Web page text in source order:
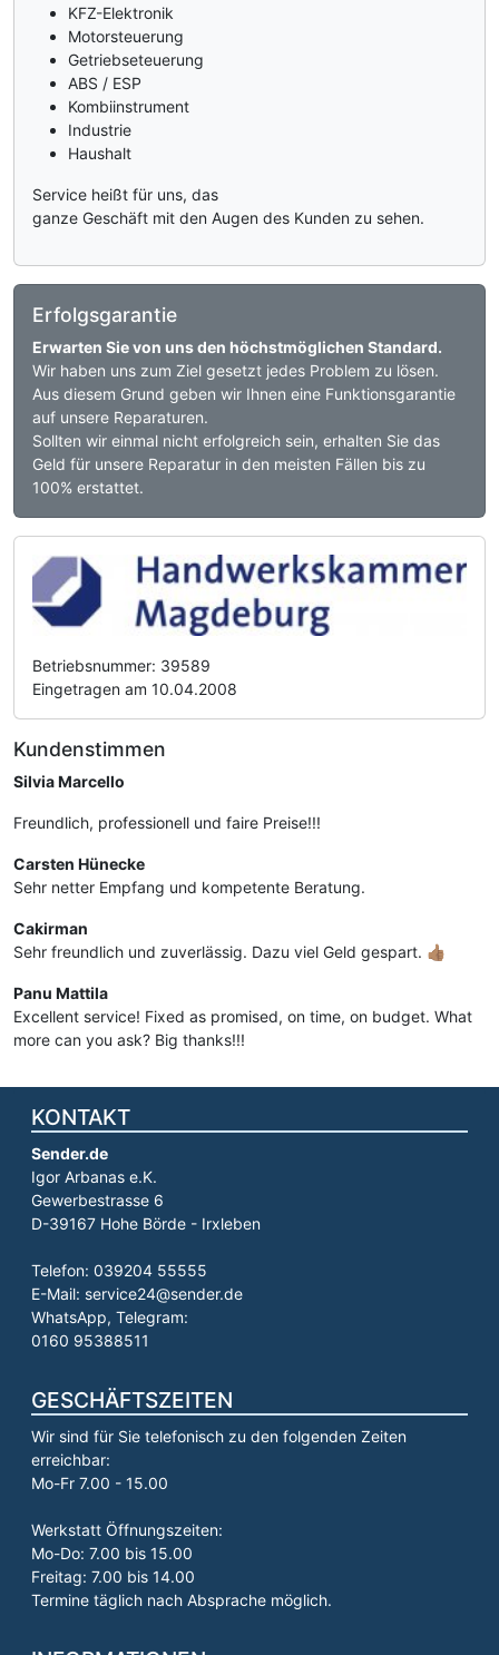
KFZ-Elektronik
Motorsteuerung
Getriebseteuerung
ABS / ESP
Kombiinstrument
Industrie
Haushalt
Service heißt für uns, das
ganze Geschäft mit den Augen des Kunden zu sehen.
Erfolgsgarantie
Erwarten Sie von uns den höchstmöglichen Standard.
Wir haben uns zum Ziel gesetzt jedes Problem zu lösen.
Aus diesem Grund geben wir Ihnen eine Funktionsgarantie
auf unsere Reparaturen.
Sollten wir einmal nicht erfolgreich sein, erhalten Sie das
Geld für unsere Reparatur in den meisten Fällen bis zu
100% erstattet.
Betriebsnummer: 39589
Eingetragen am 10.04.2008
Kundenstimmen
Silvia Marcello
Freundlich, professionell und faire Preise!!!
Carsten Hünecke
Sehr netter Empfang und kompetente Beratung.
Cakirman
Sehr freundlich und zuverlässig. Dazu viel Geld gespart. 👍🏽
Panu Mattila
Excellent service! Fixed as promised, on time, on budget. What
more can you ask? Big thanks!!!
KONTAKT
Sender.de
Igor Arbanas e.K.
Gewerbestrasse 6
D-39167 Hohe Börde - Irxleben
Telefon: 039204 55555
E-Mail: service24@sender.de
WhatsApp, Telegram:
0160 95388511
GESCHÄFTSZEITEN
Wir sind für Sie telefonisch zu den folgenden Zeiten
erreichbar:
Mo-Fr 7.00 - 15.00
Werkstatt Öffnungszeiten:
Mo-Do: 7.00 bis 15.00
Freitag: 7.00 bis 14.00
Termine täglich nach Absprache möglich.